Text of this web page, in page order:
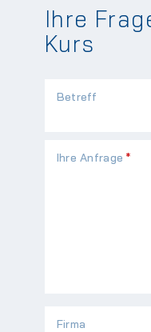
Ihre
Kurs
Betreff
Pflichtfeld
Ihre Anfrage *
Firma